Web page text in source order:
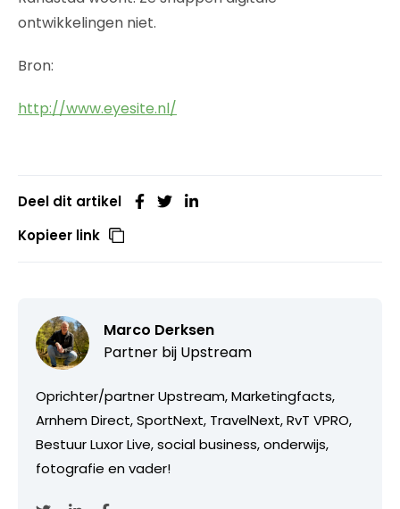
ontwikkelingen niet.
Bron:
http://www.eyesite.nl/
Deel dit artikel
Kopieer link
Marco Derksen
Partner bij Upstream
Oprichter/partner Upstream, Marketingfacts,
Arnhem Direct, SportNext, TravelNext, RvT VPRO,
Bestuur Luxor Live, social business, onderwijs,
fotografie en vader!